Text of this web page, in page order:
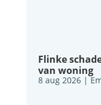
Flinke
van woning
8 aug 2026|